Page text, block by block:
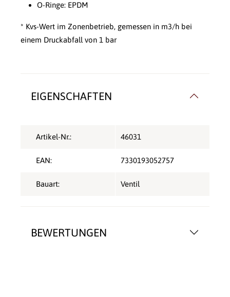
O-Ringe: EPDM
* Kvs-Wert im Zonenbetrieb, gemessen in m3/h bei
einem Druckabfall von 1 bar
BEWERTUNGEN
EIGENSCHAFTEN
Artikel-Nr.: 46031
EAN: 7330193052757
Bauart: Ventil